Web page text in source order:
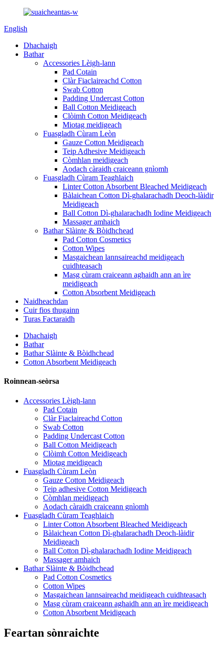
English
Dhachaigh
Bathar
Accessories Lèigh-lann
Pad Cotain
Clàr Fiaclaireachd Cotton
Swab Cotton
Padding Undercast Cotton
Ball Cotton Meidigeach
Clòimh Cotton Meidigeach
Miotag meidigeach
Fuasgladh Cùram Leòn
Gauze Cotton Meidigeach
Teip Adhesive Meidigeach
Còmhlan meidigeach
Aodach càraidh craiceann gnìomh
Fuasgladh Cùram Teaghlaich
Linter Cotton Absorbent Bleached Meidigeach
Bàlaichean Cotton Dì-ghalarachadh Deoch-làidir
Meidigeach
Ball Cotton Dì-ghalarachadh Iodine Meidigeach
Massager amhaich
Bathar Slàinte & Bòidhchead
Pad Cotton Cosmetics
Cotton Wipes
Masgaichean lannsaireachd meidigeach
cuidhteasach
Masg cùram craiceann aghaidh ann an ìre
meidigeach
Cotton Absorbent Meidigeach
Naidheachdan
Cuir fios thugainn
Turas Factaraidh
Dhachaigh
Bathar
Bathar Slàinte & Bòidhchead
Cotton Absorbent Meidigeach
Roinnean-seòrsa
Accessories Lèigh-lann
Pad Cotain
Clàr Fiaclaireachd Cotton
Swab Cotton
Padding Undercast Cotton
Ball Cotton Meidigeach
Clòimh Cotton Meidigeach
Miotag meidigeach
Fuasgladh Cùram Leòn
Gauze Cotton Meidigeach
Teip adhesive Cotton Meidigeach
Còmhlan meidigeach
Aodach càraidh craiceann gnìomh
Fuasgladh Cùram Teaghlaich
Linter Cotton Absorbent Bleached Meidigeach
Bàlaichean Cotton Dì-ghalarachadh Deoch-làidir
Meidigeach
Ball Cotton Dì-ghalarachadh Iodine Meidigeach
Massager amhaich
Bathar Slàinte & Bòidhchead
Pad Cotton Cosmetics
Cotton Wipes
Masgaichean lannsaireachd meidigeach cuidhteasach
Masg cùram craiceann aghaidh ann an ìre meidigeach
Cotton Absorbent Meidigeach
Feartan sònraichte